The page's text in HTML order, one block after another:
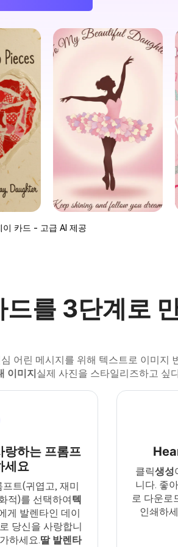
이 카드 - 고급 AI 제공
를 3단계로
어린 메시지를 위해 텍스트로 이미지
이미지실제 사진을 스타일리즈하고 싶
랑하는 프롬프
세요
트(귀엽고, 재미
적)를 선택하여텍
게 발렌타인 데이
당신을 사랑합니
하세요.딸 발렌타
클릭생성
니다. 좋
로 다운로
인쇄하